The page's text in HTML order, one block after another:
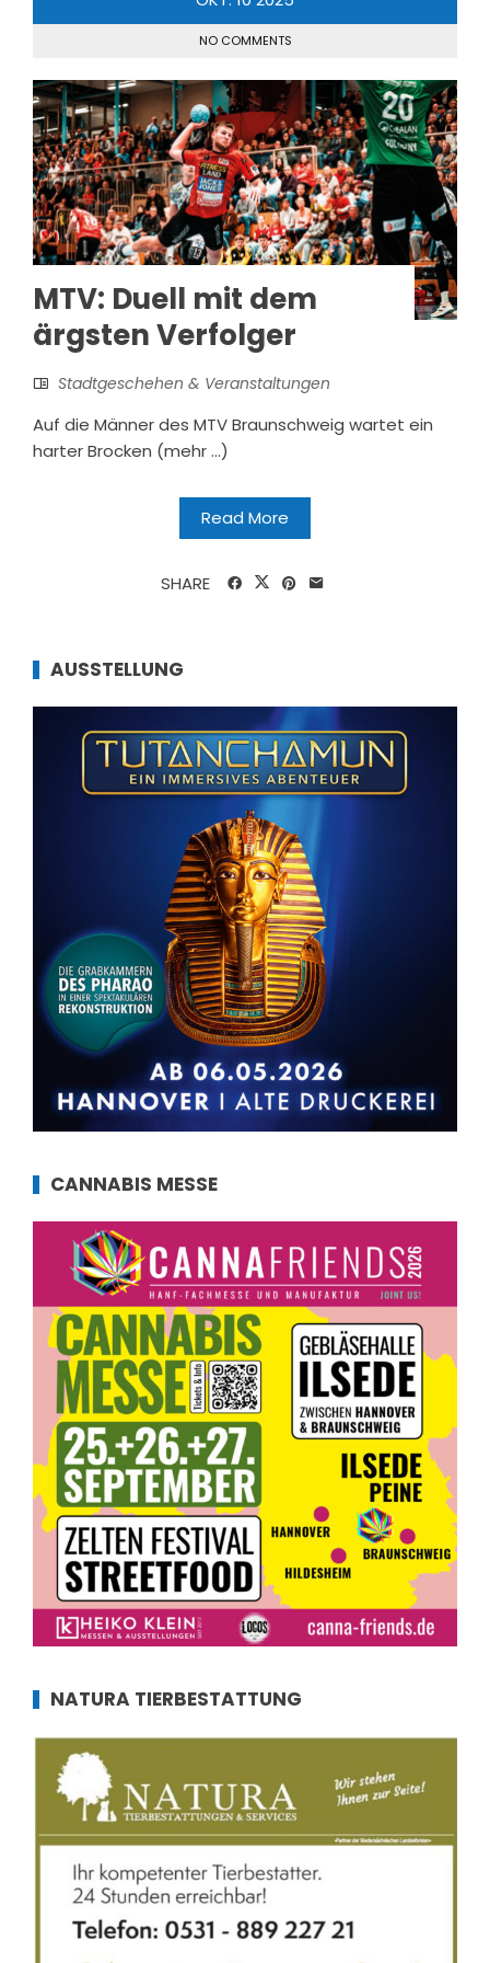
NO COMMENTS
MTV: Duell mit dem
ärgsten Verfolger
Stadtgeschehen & Veranstaltungen
Auf die Männer des MTV Braunschweig wartet ein
harter Brocken (mehr …)
Read More
SHARE
AUSSTELLUNG
CANNABIS MESSE
NATURA TIERBESTATTUNG